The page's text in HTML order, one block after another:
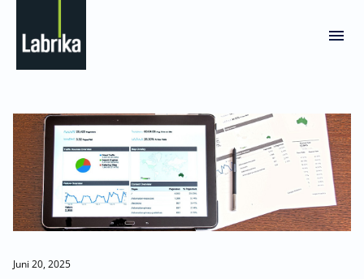
Juni 20, 2025